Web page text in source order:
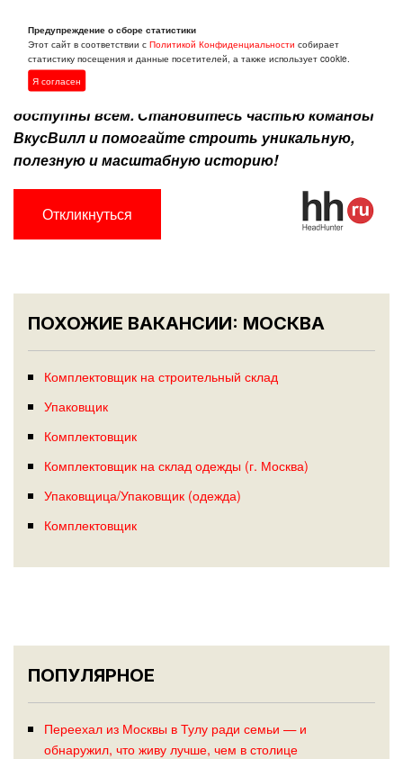
Общаться с покупателями по телефону при
необходимости.
Мы хотим, чтобы полезные продукты были
доступны всем. Становитесь частью команды
ВкусВилл и помогайте строить уникальную,
полезную и масштабную историю!
Откликнуться
ПОХОЖИЕ ВАКАНСИИ: МОСКВА
Комплектовщик на строительный склад
Упаковщик
Комплектовщик
Комплектовщик на склад одежды (г. Москва)
Упаковщица/Упаковщик (одежда)
Комплектовщик
ПОПУЛЯРНОЕ
Переехал из Москвы в Тулу ради семьи — и
обнаружил, что живу лучше, чем в столице
Предупреждение о сборе статистики
Этот сайт в соответствии сПолитикой Конфиденциальности собирает
статистику посещения и данные посетителей, а также использует cookie.
Я согласен